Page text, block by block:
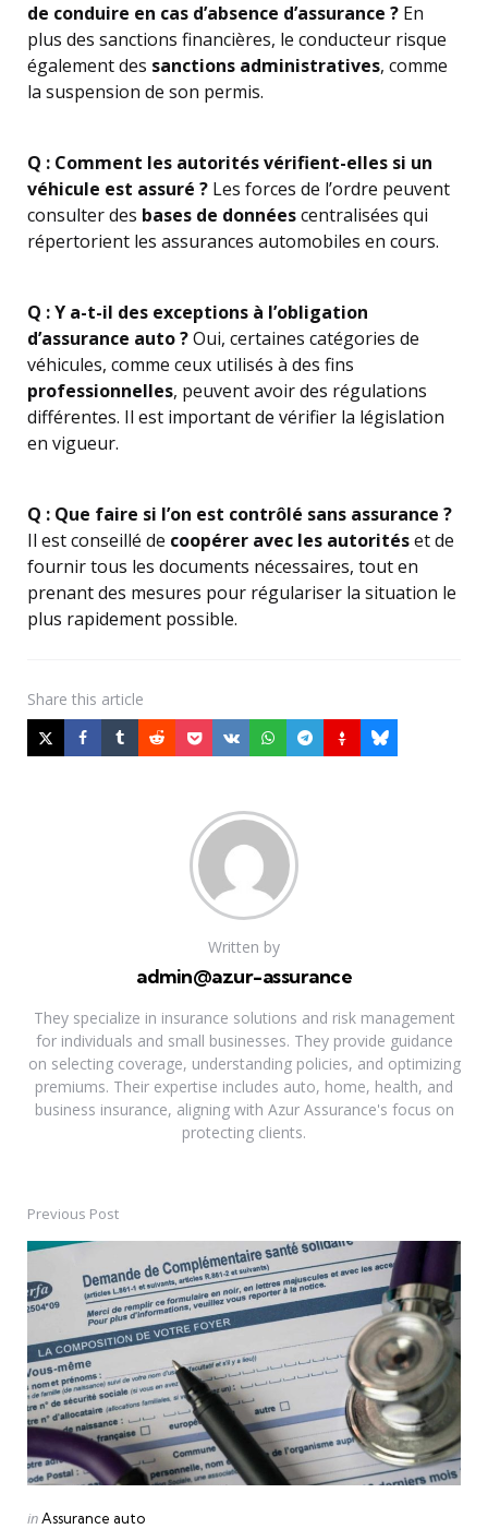
de conduire en cas d’absence d’assurance ? En
plus des sanctions financières, le conducteur risque
également des sanctions administratives, comme
la suspension de son permis.
Q : Comment les autorités vérifient-elles si un
véhicule est assuré ? Les forces de l’ordre peuvent
consulter des bases de donnéescentralisées qui
répertorient les assurances automobiles en cours.
Q : Y a-t-il des exceptions à l’obligation
d’assurance auto ?Oui, certaines catégories de
véhicules, comme ceux utilisés à des fins
professionnelles, peuvent avoir des régulations
différentes. Il est important de vérifier la législation
en vigueur.
Q : Que faire si l’on est contrôlé sans assurance ?
Il est conseillé de coopérer avec les autoritéset de
fournir tous les documents nécessaires, tout en
prenant des mesures pour régulariser la situation le
plus rapidement possible.
Share this article
Written by
admin@azur-assurance
They specialize in insurance solutions and risk management
for individuals and small businesses. They provide guidance
on selecting coverage, understanding policies, and optimizing
premiums. Their expertise includes auto, home, health, and
business insurance, aligning with Azur Assurance's focus on
protecting clients.
Post
navigation
Previous Post
Posted
inAssurance auto